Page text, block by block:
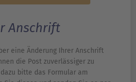
Anschrift
eine Änderung Ihrer Anschrift
die Post zuverlässiger zu
bitte das Formular am